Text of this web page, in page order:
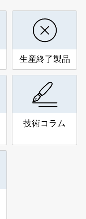
生産終了製品
技術コラム